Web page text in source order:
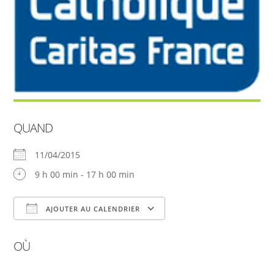
QUAND
11/04/2015
9 h 00 min - 17 h 00 min
AJOUTER AU CALENDRIER
OÙ